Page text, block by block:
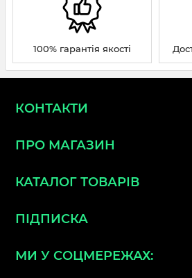
100% гарантія якості
КОНТАКТИ
ПРО МАГАЗИН
КАТАЛОГ ТОВАРІВ
ПІДПИСКА
МИ У СОЦМЕРЕЖАХ: